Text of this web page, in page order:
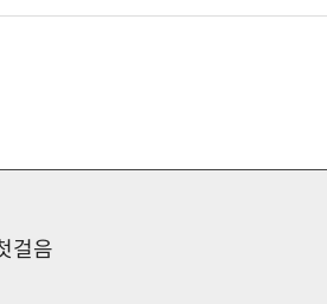
걸음